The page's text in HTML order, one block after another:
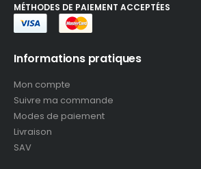
MÉTHODES DE PAIEMENT ACCEPTÉES
Informations pratiques
Mon compte
Suivre ma commande
Modes de paiement
Livraison
SAV